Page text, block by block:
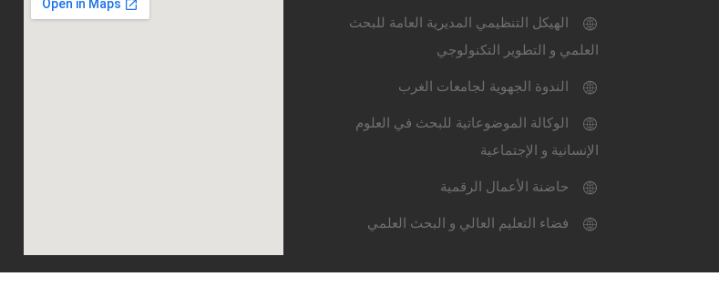
الهيكل التنظيمي المديرية العامة للبحث
العلمي و التطوير التكنولوجي
الندوة الجهوية لجامعات الغرب
الوكالة الموضوعاتية للبحث في العلوم
الإنسانية و الإجتماعية
حاضنة الأعمال الرقمية
فضاء التعليم العالي و البحث العلمي